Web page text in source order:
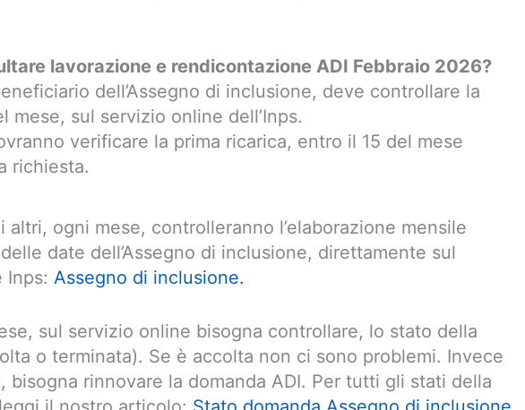
lavorazione e rendicontazione ADI Febbraio 2026?
dell’Assegno di inclusione, deve controllare la
mese, sul servizio online dell’Inps.
verificare la prima ricarica, entro il 15 del mese
richiesta.
ogni mese, controlleranno l’elaborazione mensile
date dell’Assegno di inclusione, direttamente sul
Inps: Assegno di inclusione.
sul servizio online bisogna controllare, lo stato della
o terminata). Se è accolta non ci sono problemi. Invece
bisogna rinnovare la domanda ADI. Per tutti gli stati della